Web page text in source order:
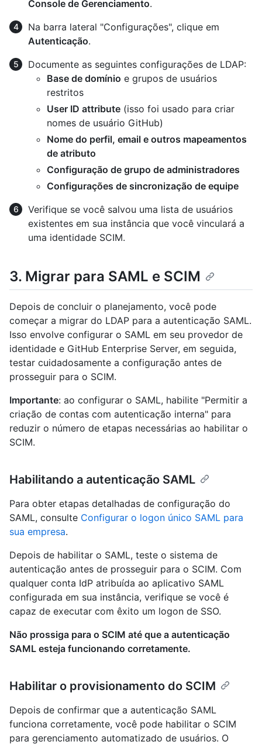
Console de Gerenciamento.
Na barra lateral "Configurações", clique em
Autenticação.
Documente as seguintes configurações de LDAP:
Base de domínio e grupos de usuários
restritos
User ID attribute (isso foi usado para criar
nomes de usuário GitHub)
Nome do perfil, email e outros mapeamentos
de atributo
Configuração de grupo de administradores
Configurações de sincronização de equipe
Verifique se você salvou uma lista de usuários
existentes em sua instância que você vinculará a
uma identidade SCIM.
3. Migrar para SAML e SCIM
Depois de concluir o planejamento, você pode
começar a migrar do LDAP para a autenticação SAML.
Isso envolve configurar o SAML em seu provedor de
identidade e GitHub Enterprise Server, em seguida,
testar cuidadosamente a configuração antes de
prosseguir para o SCIM.
Importante: ao configurar o SAML, habilite "Permitir a
criação de contas com autenticação interna" para
reduzir o número de etapas necessárias ao habilitar o
SCIM.
Habilitando a autenticação SAML
Para obter etapas detalhadas de configuração do
SAML, consulte Configurar o logon único SAML para
sua empresa.
Depois de habilitar o SAML, teste o sistema de
autenticação antes de prosseguir para o SCIM. Com
qualquer conta IdP atribuída ao aplicativo SAML
configurada em sua instância, verifique se você é
capaz de executar com êxito um logon de SSO.
Não prossiga para o SCIM até que a autenticação
SAML esteja funcionando corretamente.
Habilitar o provisionamento do SCIM
Depois de confirmar que a autenticação SAML
funciona corretamente, você pode habilitar o SCIM
para gerenciamento automatizado de usuários. O